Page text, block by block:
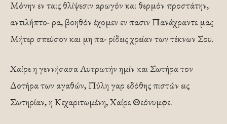
Μόνην εν ταις θλίψεσιν αρωγόν και θερμόν προστάτην,
αντιλήπτο- ρα, βοηθόν έχομεν εν πασιν Πανάχραντε μας
Μήτερ σπεύσον και μη πα- ρίδεις χρείαν των τέκνων Σου.
Χαίρε η γεννήσασα Λυτρωτήν ημίν και Σωτήρα τον
Δοτήρα των αγαθών, Πύλη γαρ εδόθης πιστών εις
Σωτηρίαν, η Κεχαριτωμένη, Χαίρε Θεόνυμφε.